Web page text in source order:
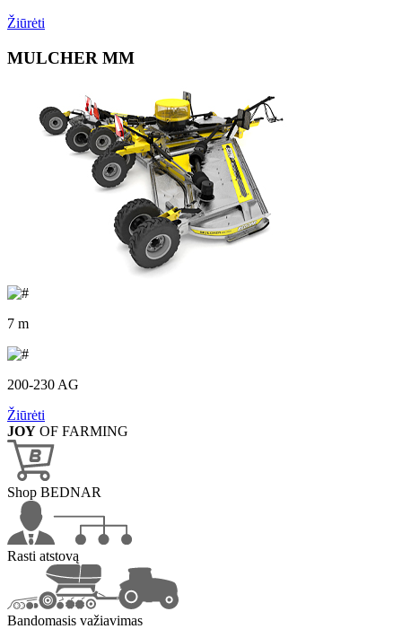
Žiūrėti
MULCHER MM
7 m
200-230 AG
Žiūrėti
JOY OF FARMING
Shop BEDNAR
Rasti atstovą
Bandomasis važiavimas